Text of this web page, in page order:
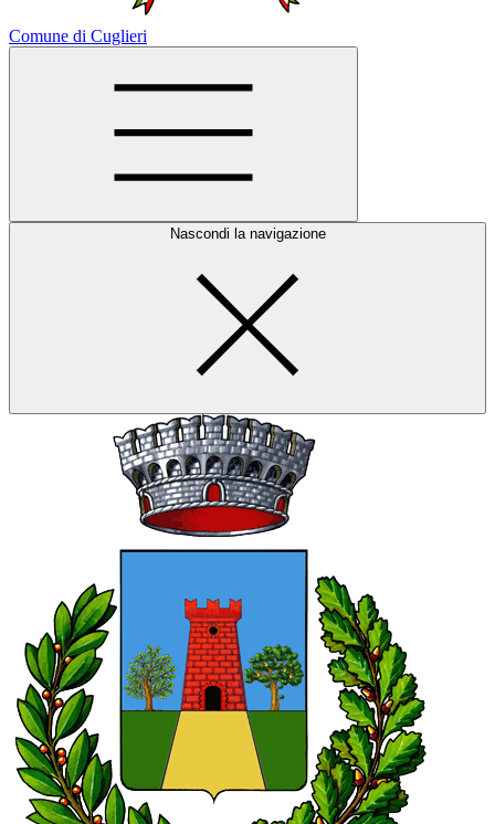
Comune di Cuglieri
Nascondi la navigazione